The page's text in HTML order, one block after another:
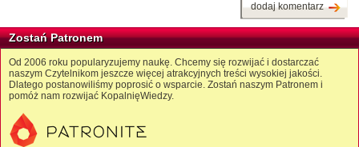
dodaj komentarz
Zostań Patronem
Od 2006 roku popularyzujemy naukę. Chcemy się rozwijać i dostarczać
naszym Czytelnikom jeszcze więcej atrakcyjnych treści wysokiej jakości.
Dlatego postanowiliśmy poprosić o wsparcie. Zostań naszym Patronem i
pomóż nam rozwijać KopalnięWiedzy.